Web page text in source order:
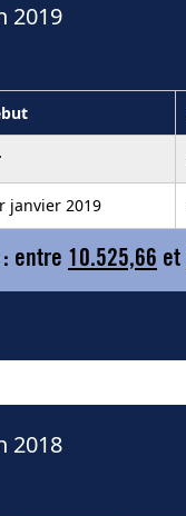
2019
janvier 2019
entre 10.525,66 et
2018